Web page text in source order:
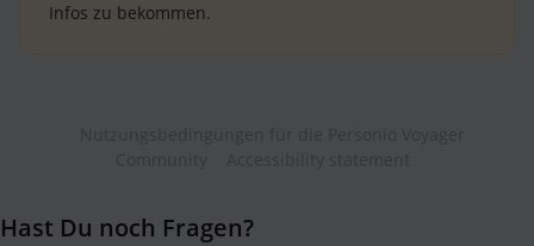
Infos zu bekommen.
Hast Du noch Fragen?